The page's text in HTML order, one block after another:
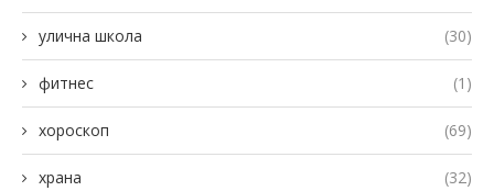
улична школа (30)
фитнес (1)
хороскоп (69)
храна (32)